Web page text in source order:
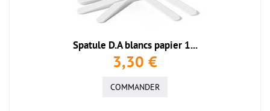
Spatule D.A blancs papier 1...
3,30 €
COMMANDER